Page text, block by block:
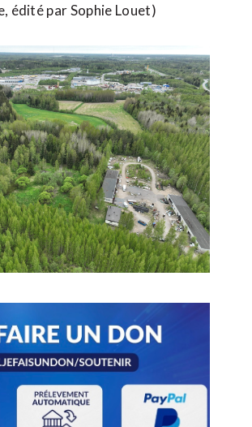
édité par Sophie Louet)